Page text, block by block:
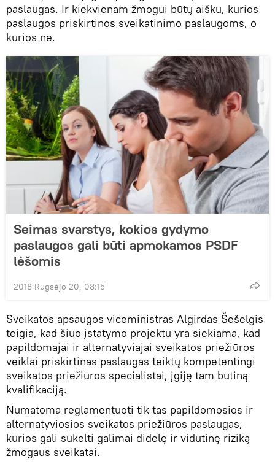
paslaugas. Ir kiekvienam žmogui būtų aišku, kurios
paslaugos priskirtinos sveikatinimo paslaugoms, o
kurios ne.
Seimas svarstys, kokios gydymo
paslaugos gali būti apmokamos PSDF
lėšomis
2018 Rugsėjo 20, 08:15
Sveikatos apsaugos viceministras Algirdas Šešelgis
teigia, kad šiuo įstatymo projektu yra siekiama, kad
papildomajai ir alternatyviajai sveikatos priežiūros
veiklai priskirtinas paslaugas teiktų kompetentingi
sveikatos priežiūros specialistai, įgiję tam būtiną
kvalifikaciją.
Numatoma reglamentuoti tik tas papildomosios ir
alternatyviosios sveikatos priežiūros paslaugas,
kurios gali sukelti galimai didelę ir vidutinę riziką
žmogaus sveikatai.